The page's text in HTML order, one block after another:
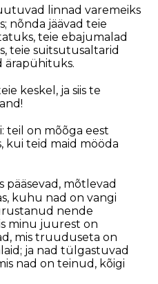
linnad varemeiks
nõnda jäävad teie
teie ebajumalad
teie suitsutusaltarid
ärapühituks.
keskel, ja siis te
teil on mõõga eest
kui teid maid mööda
pääsevad, mõtlevad
kuhu nad on vangi
nende
minu juurest on
mis truuduseta on
ja nad tülgastuvad
nad on teinud, kõigi